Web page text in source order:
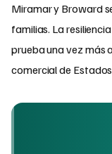
Miramar y Broward
familias. La
prueba una vez más
comercial de